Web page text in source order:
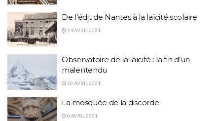
De l’édit de Nantes à la laïcité scolaire
14 AVRIL 2021
Observatoire de la laïcité : la fin d’un
malentendu
10 AVRIL 2021
La mosquée de la discorde
6 AVRIL 2021